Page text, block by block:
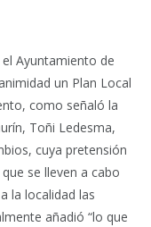
Ayuntamiento de
un Plan Local
como señaló la
Toñi Ledesma,
cuya pretensión
se lleven a cabo
la localidad las
añadió “lo que